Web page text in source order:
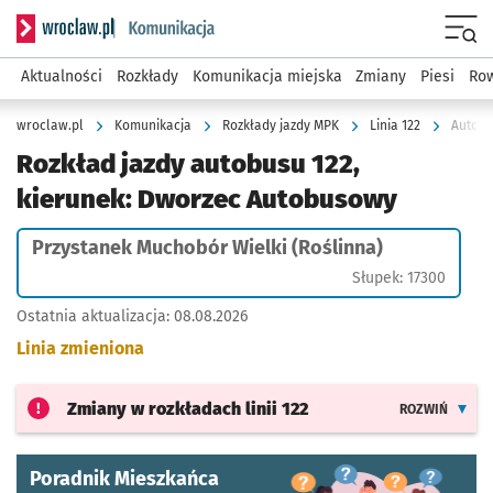
Serwis informacyjny wroclaw.pl podserwis: Komunikacja
Aktualności Rozkłady Komunikacja miejska Zmiany Piesi
wroclaw.pl Komunikacja Rozkłady jazdy MPK Linia 122
Rozkład jazdy autobusu 122,
kierunek: Dworzec Autobusowy
Przystanek Muchobór Wielki (Roślinna)
Słupek: 17300
Ostatnia aktualizacja: 08.08.2026
Linia zmieniona
Zmiany w rozkładach linii 122 ROZWIŃ
Poradnik Mieszkańca